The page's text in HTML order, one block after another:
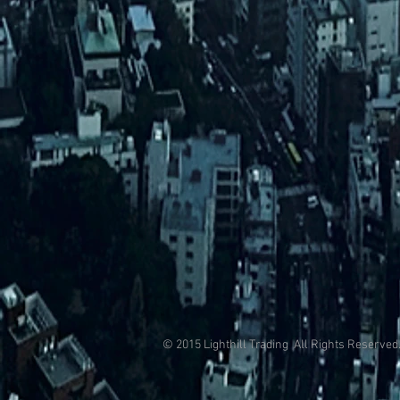
© 2015 Lighthill Trading All Rights Reserved.